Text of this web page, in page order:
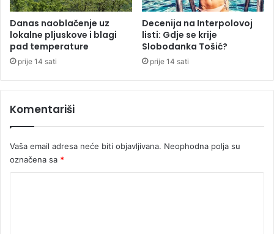
š
e
s
t
r
k
a
i
c
e
Danas naoblačenje uz
lokalne pljuskove i blagi
pad temperature
prije 14 sati
Decenija na Interpolovoj
listi: Gdje se krije
Slobodanka Tošić?
prije 14 sati
Komentariši
Vaša email adresa neće biti objavljivana. Neophodna polja su
označena sa *